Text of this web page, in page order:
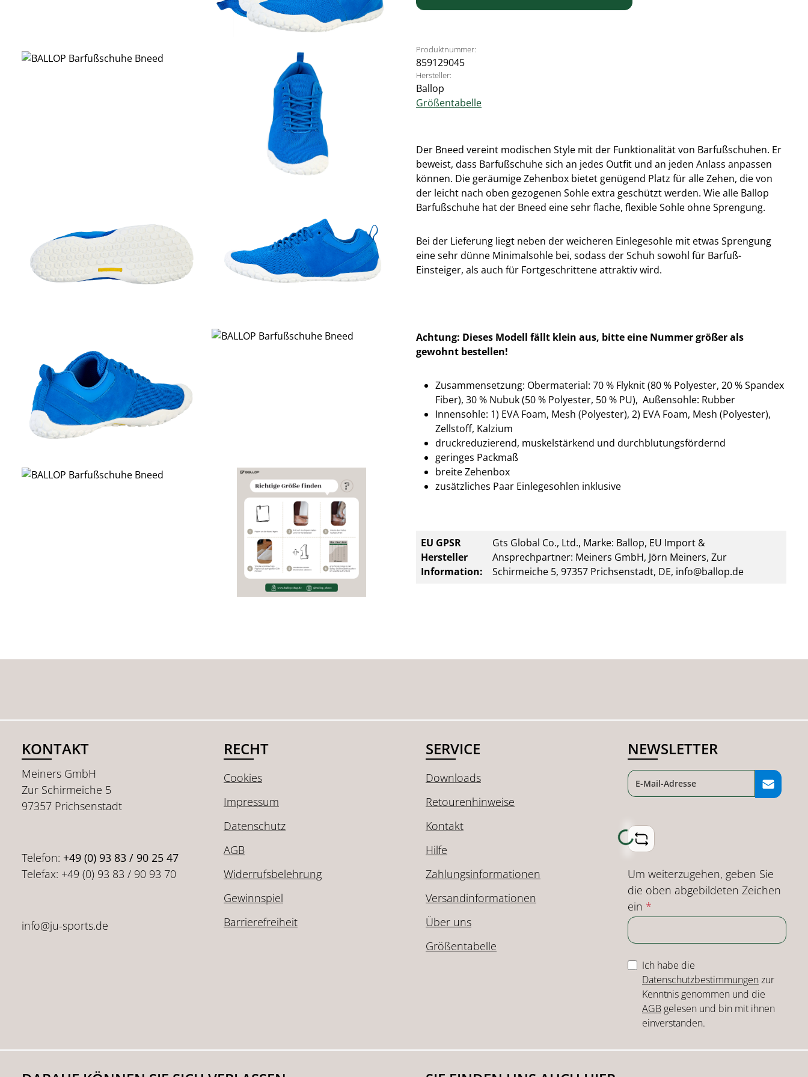
Produktnummer:
859129045
Hersteller:
Ballop
Größentabelle
Der Bneed vereint modischen Style mit der Funktionalität von Barfußschuhen. Er
beweist, dass Barfußschuhe sich an jedes Outfit und an jeden Anlass anpassen
können. Die geräumige Zehenbox bietet genügend Platz für alle Zehen, die von
der leicht nach oben gezogenen Sohle extra geschützt werden. Wie alle Ballop
Barfußschuhe hat der Bneed eine sehr flache, flexible Sohle ohne Sprengung.
Bei der Lieferung liegt neben der weicheren Einlegesohle mit etwas Sprengung
eine sehr dünne Minimalsohle bei, sodass der Schuh sowohl für Barfuß-
Einsteiger, als auch für Fortgeschrittene attraktiv wird.
Achtung: Dieses Modell fällt klein aus, bitte eine Nummer größer als
gewohnt bestellen!
Zusammensetzung: Obermaterial: 70 % Flyknit (80 % Polyester, 20 % Spandex
Fiber), 30 % Nubuk (50 % Polyester, 50 % PU), Außensohle: Rubber
Innensohle: 1) EVA Foam, Mesh (Polyester), 2) EVA Foam, Mesh (Polyester),
Zellstoff, Kalzium
druckreduzierend, muskelstärkend und durchblutungsfördernd
geringes Packmaß
breite Zehenbox
zusätzliches Paar Einlegesohlen inklusive
EU GPSR
Hersteller
Information:
Gts Global Co., Ltd., Marke: Ballop, EU Import &
Ansprechpartner: Meiners GmbH, Jörn Meiners, Zur
Schirmeiche 5, 97357 Prichsenstadt, DE, info@ballop.de
KONTAKT
Meiners GmbH
Zur Schirmeiche 5
97357 Prichsenstadt
Telefon: +49 (0) 93 83 / 90 25 47
Telefax: +49 (0) 93 83 / 90 93 70
info@ju-sports.de
RECHT
Cookies
Impressum
Datenschutz
AGB
Widerrufsbelehrung
Gewinnspiel
Barrierefreiheit
SERVICE
Downloads
Retourenhinweise
Kontakt
Hilfe
Zahlungsinformationen
Versandinformationen
Über uns
Größentabelle
NEWSLETTER
Loading...
Um weiterzugehen, geben Sie
die oben abgebildeten Zeichen
ein *
Ich habe die
Datenschutzbestimmungenzur
Kenntnis genommen und die
AGB gelesen und bin mit ihnen
einverstanden.